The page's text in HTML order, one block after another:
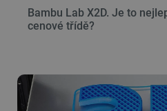
Bambu Lab X2D. Je to
cenové třídě?